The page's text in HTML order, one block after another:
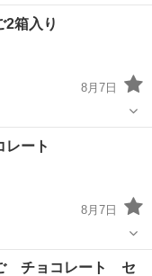
ど、さまざまな現場
も多数活躍中! 未経
2箱入り
8月7日
コアラのマーチ
レート
8月7日
コアラのマーチ
チョコレート セ